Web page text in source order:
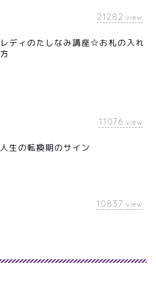
21282 view
レディのたしなみ講座☆お札の入れ
方
11076 view
人生の転換期のサイン
10837 view